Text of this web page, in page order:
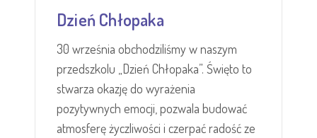
Dzień Chłopaka
30 września obchodziliśmy w naszym
przedszkolu „Dzień Chłopaka”. Święto to
stwarza okazję do wyrażenia
pozytywnych emocji, pozwala budować
atmosferę życzliwości i czerpać radość ze